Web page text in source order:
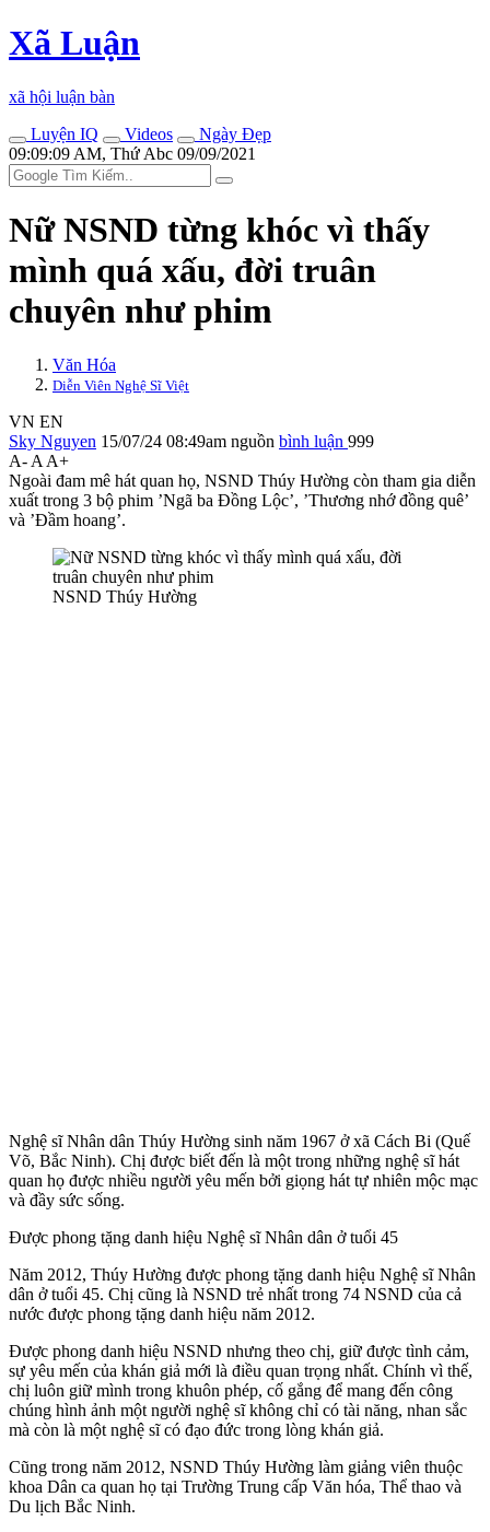
Xã Luận
xã hội luận bàn
Luyện IQ
Videos
Ngày Đẹp
09:09:09 AM, Thứ Abc 09/09/2021
Nữ NSND từng khóc vì thấy
mình quá xấu, đời truân
chuyên như phim
Văn Hóa
Diễn Viên Nghệ Sĩ Việt
VN EN
Sky Nguyen 15/07/24 08:49am nguồn bình luận 999
A- A A+
Ngoài đam mê hát quan họ, NSND Thúy Hường còn tham gia diễn
xuất trong 3 bộ phim ’Ngã ba Đồng Lộc’, ’Thương nhớ đồng quê’
và ’Đầm hoang’.
NSND Thúy Hường
Nghệ sĩ Nhân dân Thúy Hường sinh năm 1967 ở xã Cách Bi (Quế
Võ, Bắc Ninh). Chị được biết đến là một trong những nghệ sĩ hát
quan họ được nhiều người yêu mến bởi giọng hát tự nhiên mộc mạc
và đầy sức sống.
Được phong tặng danh hiệu Nghệ sĩ Nhân dân ở tuổi 45
Năm 2012, Thúy Hường được phong tặng danh hiệu Nghệ sĩ Nhân
dân ở tuổi 45. Chị cũng là NSND trẻ nhất trong 74 NSND của cả
nước được phong tặng danh hiệu năm 2012.
Được phong danh hiệu NSND nhưng theo chị, giữ được tình cảm,
sự yêu mến của khán giả mới là điều quan trọng nhất. Chính vì thế,
chị luôn giữ mình trong khuôn phép, cố gắng để mang đến công
chúng hình ảnh một người nghệ sĩ không chỉ có tài năng, nhan sắc
mà còn là một nghệ sĩ có đạo đức trong lòng khán giả.
Cũng trong năm 2012, NSND Thúy Hường làm giảng viên thuộc
khoa Dân ca quan họ tại Trường Trung cấp Văn hóa, Thể thao và
Du lịch Bắc Ninh.